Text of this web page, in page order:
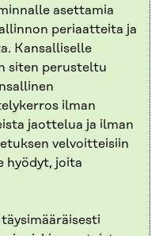
asettamia
periaatteita ja
Kansalliselle
siten perusteltu
ilman
jaottelua ja ilman
velvoitteisiin
hyödyt, joita